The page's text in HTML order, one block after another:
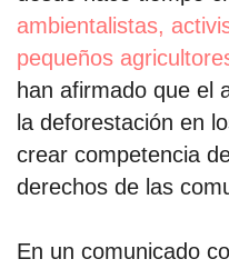
ambientalistas,
pequeños
han afirmado que el
la deforestación en
crear competencia
derechos de las
En un comunicado